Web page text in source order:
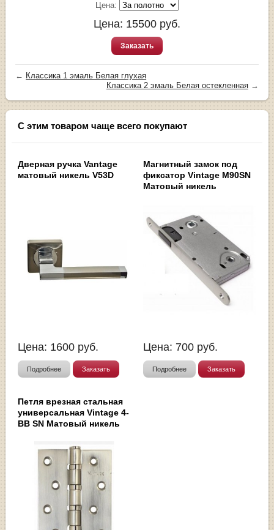
Цена:
Цена: 15500 руб.
Заказать
← Классика 1 эмаль Белая глухая
Классика 2 эмаль Белая остекленная→
С этим товаром чаще всего покупают
Дверная ручка Vantage
матовый никель V53D
Цена: 1600 руб.
Подробнее Заказать
Магнитный замок под
фиксатор Vintage M90SN
Матовый никель
Цена: 700 руб.
Подробнее Заказать
Петля врезная стальная
универсальная Vintage 4-
BB SN Матовый никель